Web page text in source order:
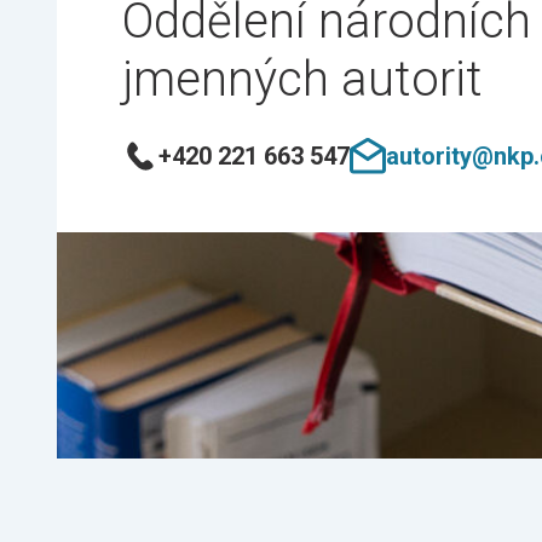
Oddělení národních
jmenných autorit
+420 221 663 547